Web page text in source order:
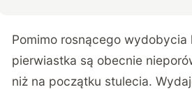
Pomimo rosnącego
pierwiastka są obecnie
niż na początku stulecia.